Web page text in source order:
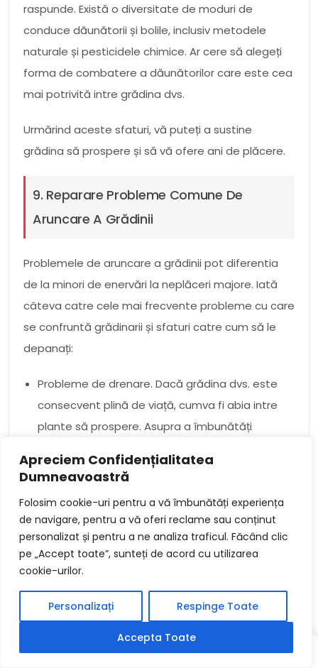
Apreciem Confidențialitatea
Dumneavoastră
Folosim cookie-uri pentru a vă îmbunătăți experiența
de navigare, pentru a vă oferi reclame sau conținut
personalizat și pentru a ne analiza traficul. Făcând clic
pe „Accept toate”, sunteți de acord cu utilizarea
cookie-urilor.
Personalizați Respinge Toate
Accepta Toate
raspunde. Există o diversitate de moduri de
conduce dăunătorii și bolile, inclusiv metodele
naturale și pesticidele chimice. Ar cere să alegeți
forma de combatere a dăunătorilor care este cea
mai potrivită intre grădina dvs.
Urmărind aceste sfaturi, vă puteți a sustine
grădina să prospere și să vă ofere ani de plăcere.
9. Reparare Probleme Comune De
Aruncare A Grădinii
Problemele de aruncare a grădinii pot diferentia
de la minori de enervări la neplăceri majore. Iată
câteva catre cele mai frecvente probleme cu care
se confruntă grădinarii și sfaturi catre cum să le
depanați:
Probleme de drenare. Dacă grădina dvs. este
consecvent plină de viață, cumva fi abia intre
plante să prospere. Asupra a îmbunătăți
plăci de drenare sau modificați solul cu
Buruieni. Buruienile pot receptiona zorit o
grădină, concureând cu plantele tale intre
apă, nutrienți și sclipi soarelui. Asupra
conduce buruienile, puteți fi apăsat fizic,
mulci sau folosiți un asasin de buruieni.
Insecte și dăunători. Insectele și dăunătorii
pot ruina plantele și le pot cere inestetice.